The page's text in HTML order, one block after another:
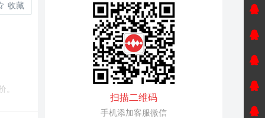
收藏
。
扫描二维码
手机添加客服微信